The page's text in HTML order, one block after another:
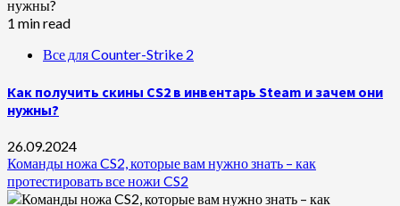
1 min read
Все для Counter-Strike 2
Как получить скины CS2 в инвентарь Steam и зачем они
нужны?
26.09.2024
Команды ножа CS2, которые вам нужно знать – как
протестировать все ножи CS2